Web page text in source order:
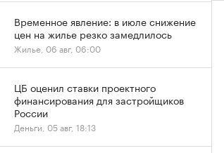
Временное явление: в июле снижение
цен на жилье резко замедлилось
Жилье, 06 авг, 06:00
ЦБ оценил ставки проектного
финансирования для застройщиков
России
Деньги, 05 авг, 18:13